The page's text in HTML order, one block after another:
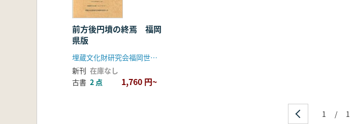
前方後円墳の終焉 福岡
県版
埋蔵文化財研究会福岡世話人会
新刊 在庫なし
古書 2 点 1,760 円~
1 / 1